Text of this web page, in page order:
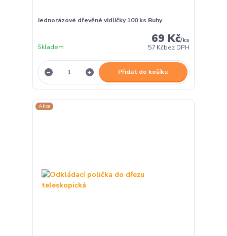
Jednorázové dřevěné vidličky 100 ks Ruhy
69 Kč/ks
57 Kčbez DPH
Skladem
Přidat do košíku
Akce